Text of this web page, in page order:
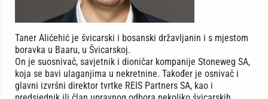
Taner Alićehić je švicarski i bosanski državljanin i s mjestom
boravka u Baaru, u Švicarskoj.
On je suosnivač, savjetnik i dioničar kompanije Stoneweg SA,
koja se bavi ulaganjima u nekretnine. Također je osnivač i
glavni izvršni direktor tvrtke REIS Partners SA, kao i